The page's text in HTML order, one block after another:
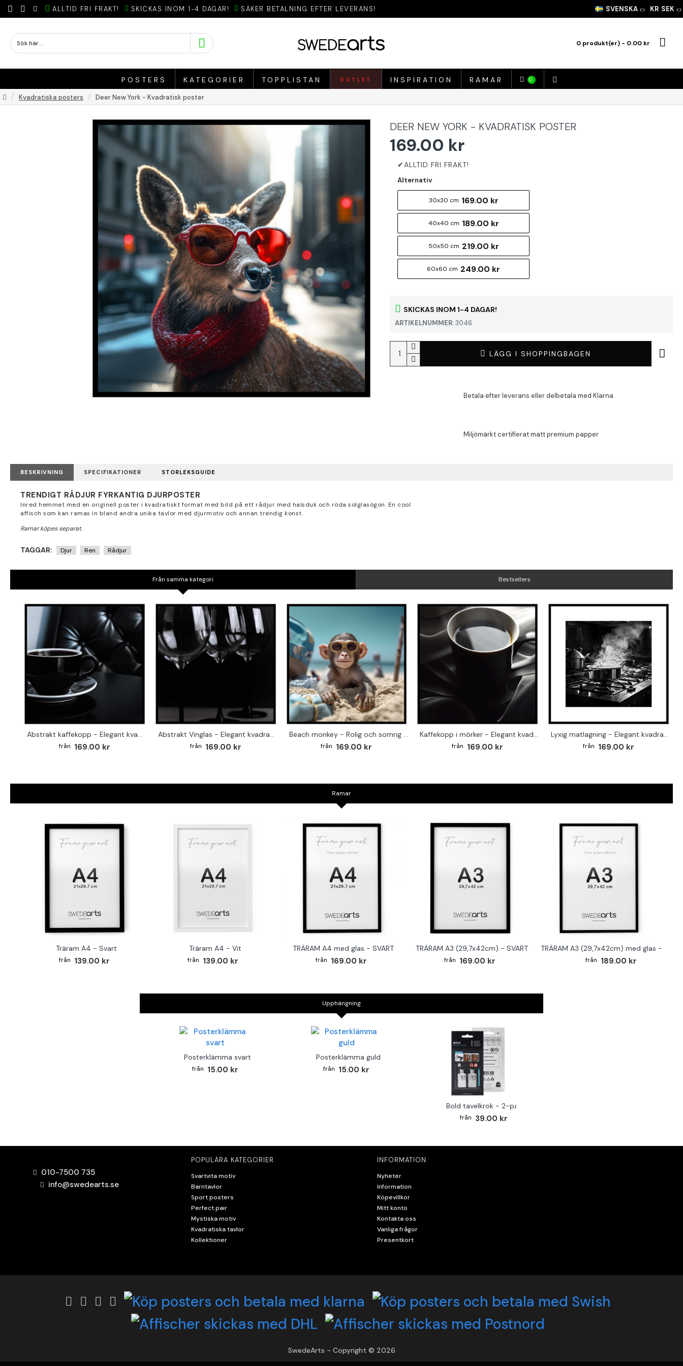
ALLTID FRI FRAKT! SKICKAS INOM 1-4 DAGAR! SÄKER BETALNING EFTER LEVERANS! SVENSKA KR SEK
0 produkt(er) - 0.00 kr
POSTERS KATEGORIER TOPPLISTAN OUTLET INSPIRATION RAMAR 0
Kvadratiska posters Deer New York - Kvadratisk poster
DEER NEW YORK - KVADRATISK POSTER
SKICKAS INOM 1-4 DAGAR!
ARTIKELNUMMER:3046
169.00 kr
Alternativ
30x30 cm 169.00 kr
40x40 cm 189.00 kr
50x50 cm 219.00 kr
60x60 cm 249.00 kr
LÄGG I SHOPPINGBAGEN
BESKRIVNING SPECIFIKATIONER STORLEKSGUIDE
TRENDIGT RÅDJUR FYRKANTIG DJURPOSTER
Inred hemmet med en originell poster i kvadratiskt format med bild på ett rådjur med halsduk och röda solglasögon. En cool
affisch som kan ramas in bland andra unika tavlor med djurmotiv och annan trendig konst.
TAGGAR: Djur Ren Rådjur
Från samma kategori Bestsellers
Abstrakt kaffekopp - Elegant kvadratisk köksaffisch
169.00 kr
Abstrakt Vinglas - Elegant kvadratisk affisch till köket
169.00 kr
Beach monkey - Rolig och somrig kvadratisk poster
169.00 kr
Kaffekopp i mörker - Elegant kvadratisk köksaffisch
169.00 kr
Lyxig matlagning - Elegant kvadratisk kökstavla
169.00 kr
Ramar
Träram A4 - Svart
139.00 kr
Träram A4 - Vit
139.00 kr
TRÄRAM A4 med glas - SVART
169.00 kr
TRÄRAM A3 (29,7x42cm) - SVART
169.00 kr
TRÄRAM A3 (29,7x42cm) med glas -
189.00 kr
Upphängning
Posterklämma svart
15.00 kr
Posterklämma guld
15.00 kr
Bold tavelkrok - 2-pack
39.00 kr
010-7500 735
info@swedearts.se
POPULÄRA KATEGORIER
Svartvita motiv
Barntavlor
Sport posters
Perfect pair
Mystiska motiv
Kvadratiska tavlor
Kollektioner
INFORMATION
Nyheter
Information
Köpevillkor
Mitt konto
Kontakta oss
Vanliga frågor
Presentkort
SwedeArts - Copyright © 2026